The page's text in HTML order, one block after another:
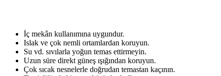
İç mekân kullanımına uygundur.
Islak ve çok nemli ortamlardan koruyun.
Su vd. sıvılarla yoğun temas ettirmeyin.
Uzun süre direkt güneş ışığından koruyun.
Çok sıcak nesnelerle doğrudan temastan kaçının.